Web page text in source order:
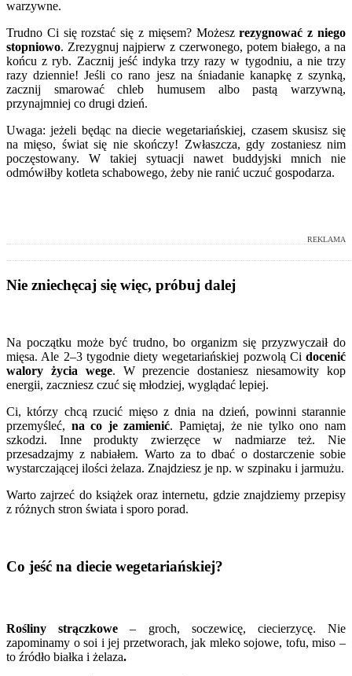
warzywne.
Trudno Ci się rozstać się z mięsem? Możeszrezygnować z niego
stopniowo. Zrezygnuj najpierw z czerwonego, potem białego, a na
końcu z ryb. Zacznij jeść indyka trzy razy w tygodniu, a nie trzy
razy dziennie! Jeśli co rano jesz na śniadanie kanapkę z szynką,
zacznij smarować chleb humusem albo pastą warzywną,
przynajmniej co drugi dzień.
Uwaga: jeżeli będąc na diecie wegetariańskiej, czasem skusisz się
na mięso, świat się nie skończy! Zwłaszcza, gdy zostaniesz nim
poczęstowany. W takiej sytuacji nawet buddyjski mnich nie
odmówiłby kotleta schabowego, żeby nie ranić uczuć gospodarza.
REKLAMA
Nie zniechęcaj się więc, próbuj dalej
Na początku może być trudno, bo organizm się przyzwyczaił do
mięsa. Ale 2–3 tygodnie diety wegetariańskiej pozwolą Ci docenić
walory życia wege. W prezencie dostaniesz niesamowity kop
energii, zaczniesz czuć się młodziej, wyglądać lepiej.
Ci, którzy chcą rzucić mięso z dnia na dzień, powinni starannie
przemyśleć, na co je zamienić. Pamiętaj, że nie tylko ono nam
szkodzi. Inne produkty zwierzęce w nadmiarze też. Nie
przesadzajmy z nabiałem. Warto za to dbać o dostarczenie sobie
wystarczającej ilości żelaza. Znajdziesz je np. w szpinaku i jarmużu.
Warto zajrzeć do książek oraz internetu, gdzie znajdziemy przepisy
z różnych stron świata i sporo porad.
Co jeść na diecie wegetariańskiej?
Rośliny strączkowe – groch, soczewicę, ciecierzycę. Nie
zapominamy o soi i jej przetworach, jak mleko sojowe, tofu, miso –
to źródło białka i żelaza.